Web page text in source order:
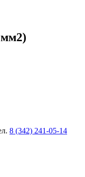
8 (342) 241-05-14